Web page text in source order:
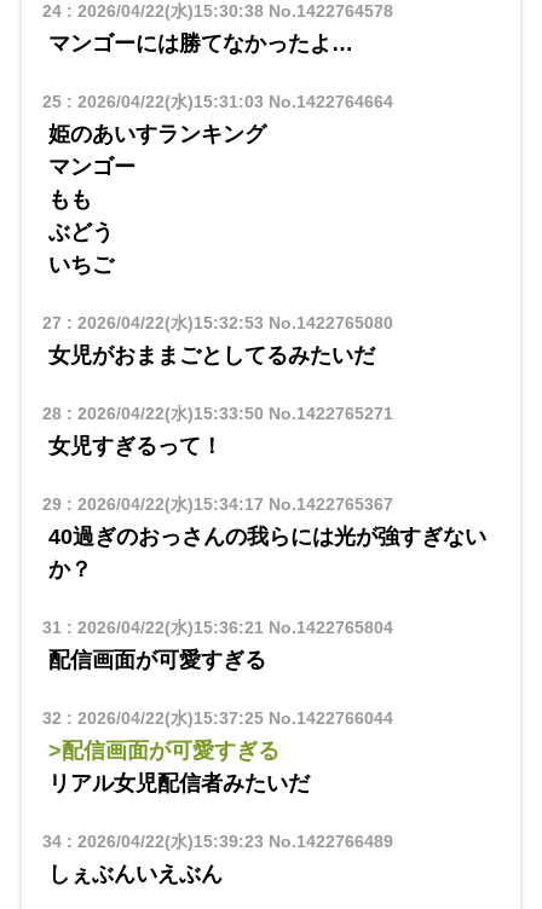
24: 2026/04/22(水)15:30:38No.1422764578
マンゴーには勝てなかったよ…
25: 2026/04/22(水)15:31:03 No.1422764664
姫のあいすランキング
マンゴー
もも
ぶどう
いちご
27 : 2026/04/22(水)15:32:53 No.1422765080
女児がおままごとしてるみたいだ
28: 2026/04/22(水)15:33:50 No.1422765271
女児すぎるって！
29: 2026/04/22(水)15:34:17 No.1422765367
40過ぎのおっさんの我らには光が強すぎない
か？
31 : 2026/04/22(水)15:36:21 No.1422765804
配信画面が可愛すぎる
32 : 2026/04/22(水)15:37:25No.1422766044
>配信画面が可愛すぎる
リアル女児配信者みたいだ
34: 2026/04/22(水)15:39:23 No.1422766489
しぇぶんいえぶん